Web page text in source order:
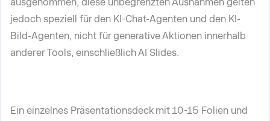
jedoch speziell für den KI-Chat-Agenten und den KI-
Bild-Agenten, nicht für generative Aktionen innerhalb
anderer Tools, einschließlich AI Slides.
Ein einzelnes Präsentationsdeck mit 10-15 Folien und